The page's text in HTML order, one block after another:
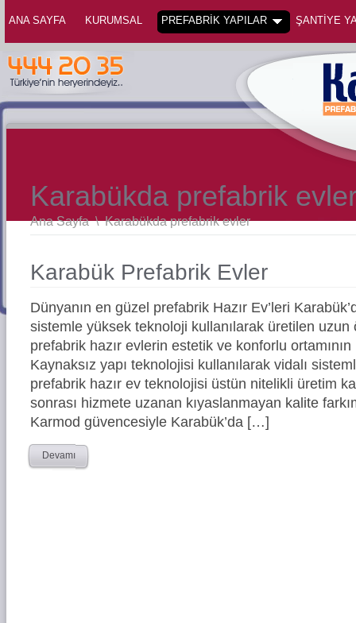
ANA SAYFA KURUMSAL PREFABRİK YAPILAR ŞANTİYE
Karabükda prefabrik
Ana Sayfa \Karabükda prefabrik evler
Karabük Prefabrik Evler
Dünyanın en güzel prefabrik Hazır Ev’leri
sistemle yüksek teknoloji kullanılarak üretilen
prefabrik hazır evlerin estetik ve konforlu ortamının
Kaynaksız yapı teknolojisi kullanılarak vidalı
prefabrik hazır ev teknolojisi üstün nitelikli üretim
sonrası hizmete uzanan kıyaslanmayan kalite
Karmod güvencesiyle Karabük’da […]
Devamı